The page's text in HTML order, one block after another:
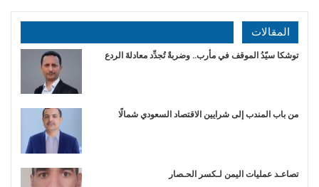
المقالات
توشكا سيّدُ الموقف في مأرب.. وضربةٌ تُجدِّد معادلةَ الردع
من باب المندب إلى شرايين الاقتصاد السعودي شمالًا
تصاعـد عمليات اليمن لـكسر الحـصار